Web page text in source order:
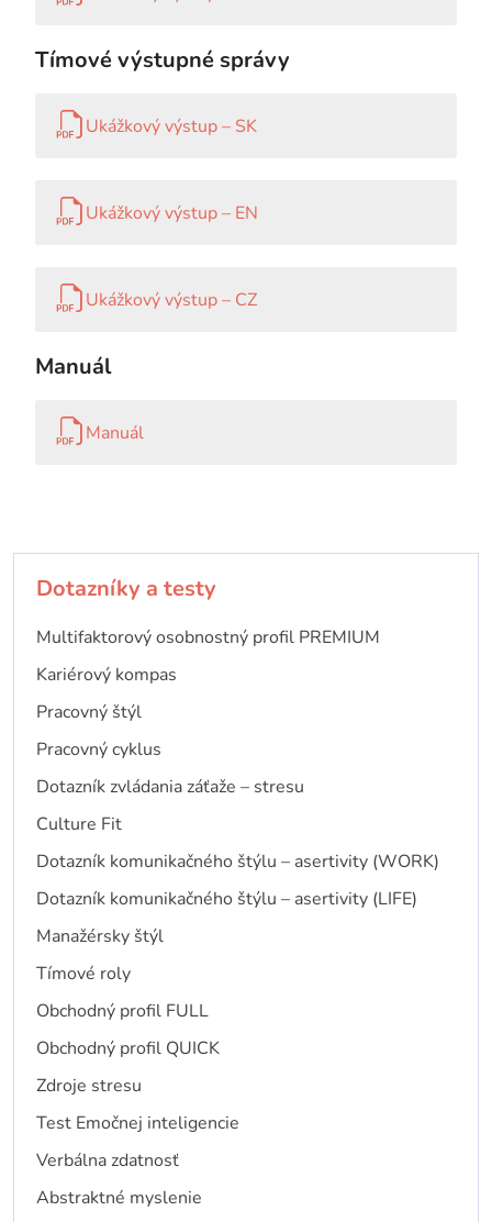
Tímové výstupné správy
Ukážkový výstup – SK
Ukážkový výstup – EN
Ukážkový výstup – CZ
Manuál
Manuál
Dotazníky a testy
Multifaktorový osobnostný profil PREMIUM
Kariérový kompas
Pracovný štýl
Pracovný cyklus
Dotazník zvládania záťaže – stresu
Culture Fit
Dotazník komunikačného štýlu – asertivity (WORK)
Dotazník komunikačného štýlu – asertivity (LIFE)
Manažérsky štýl
Tímové roly
Obchodný profil FULL
Obchodný profil QUICK
Zdroje stresu
Test Emočnej inteligencie
Verbálna zdatnosť
Abstraktné myslenie